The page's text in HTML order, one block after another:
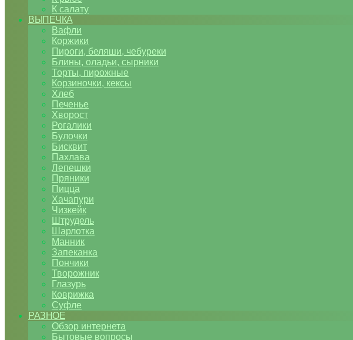
К салату
ВЫПЕЧКА
Вафли
Коржики
Пироги, беляши, чебуреки
Блины, оладьи, сырники
Торты, пирожные
Корзиночки, кексы
Хлеб
Печенье
Хворост
Рогалики
Булочки
Бисквит
Пахлава
Лепешки
Пряники
Пицца
Хачапури
Чизкейк
Штрудель
Шарлотка
Манник
Запеканка
Пончики
Творожник
Глазурь
Коврижка
Суфле
РАЗНОЕ
Обзор интернета
Бытовые вопросы